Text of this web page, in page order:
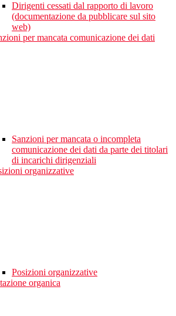
Dirigenti cessati dal rapporto di lavoro
(documentazione da pubblicare sul sito
web)
per mancata comunicazione dei dati
Sanzioni per mancata o incompleta
comunicazione dei dati da parte dei titolari
di incarichi dirigenziali
organizzative
Posizioni organizzative
organica